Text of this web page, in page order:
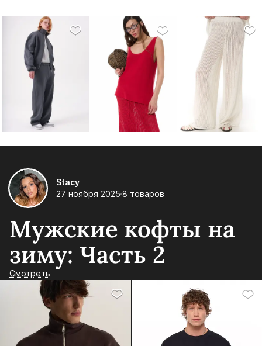
Stacy
27 ноября 2025 8 товаров
Мужские кофты на
зиму: Часть 2
Смотреть